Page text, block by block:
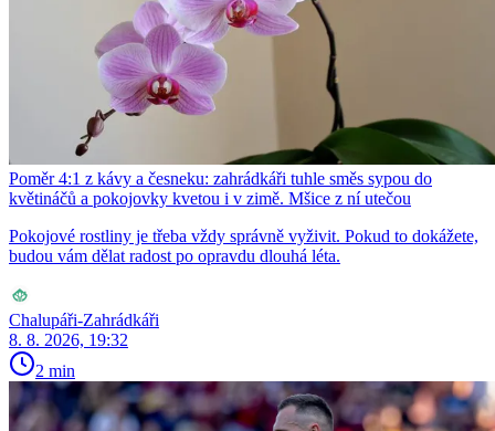
Poměr 4:1 z kávy a česneku: zahrádkáři tuhle směs sypou do
květináčů a pokojovky kvetou i v zimě. Mšice z ní utečou
Pokojové rostliny je třeba vždy správně vyživit. Pokud to dokážete,
budou vám dělat radost po opravdu dlouhá léta.
Chalupáři-Zahrádkáři
8. 8. 2026, 19:32
2 min